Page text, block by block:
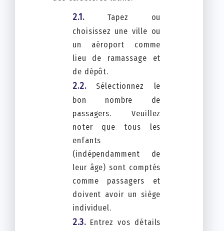
Tapez ou
choisissez une ville ou
un aéroport comme
lieu de ramassage et
de dépôt.
Sélectionnez le
bon nombre de
passagers. Veuillez
noter que tous les
enfants
(indépendamment de
leur âge) sont comptés
comme passagers et
doivent avoir un siège
individuel.
Entrez vos détails